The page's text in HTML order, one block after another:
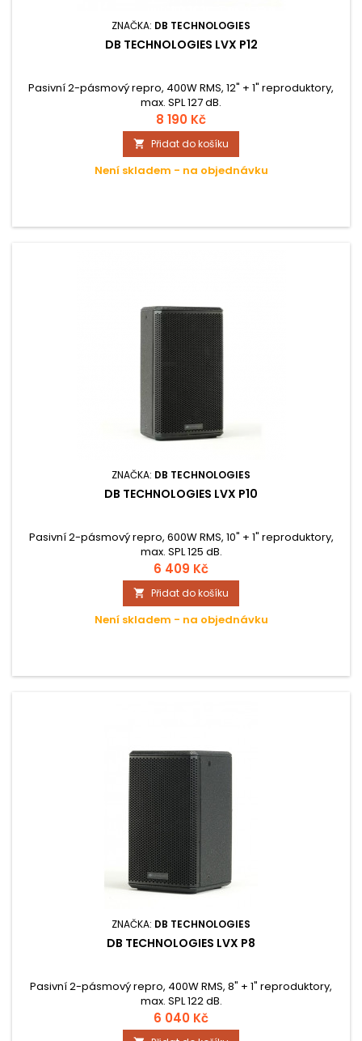
ZNAČKA: DB TECHNOLOGIES
DB TECHNOLOGIES LVX P12
Pasivní 2-pásmový repro, 400W RMS, 12" + 1" reproduktory,
max. SPL 127 dB.
8 190 Kč
 Přidat do košíku
Není skladem - na objednávku
ZNAČKA: DB TECHNOLOGIES
DB TECHNOLOGIES LVX P10
Pasivní 2-pásmový repro, 600W RMS, 10" + 1" reproduktory,
max. SPL 125 dB.
6 409 Kč
 Přidat do košíku
Není skladem - na objednávku
ZNAČKA: DB TECHNOLOGIES
DB TECHNOLOGIES LVX P8
Pasivní 2-pásmový repro, 400W RMS, 8" + 1" reproduktory,
max. SPL 122 dB.
6 040 Kč